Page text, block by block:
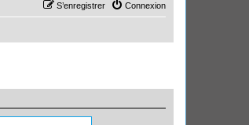
Connexion
S’enregistrer